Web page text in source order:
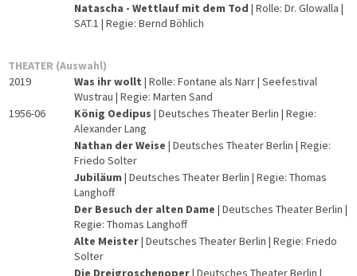
Natascha - Wettlauf mit dem Tod | Rolle: Dr. Glowalla |
SAT.1 | Regie: Bernd Böhlich
THEATER (Auswahl)
2019
Was ihr wollt | Rolle: Fontane als Narr | Seefestival
Wustrau | Regie: Marten Sand
1956-06
König Oedipus | Deutsches Theater Berlin | Regie:
Alexander Lang
Nathan der Weise | Deutsches Theater Berlin | Regie:
Friedo Solter
Jubiläum | Deutsches Theater Berlin | Regie: Thomas
Langhoff
Der Besuch der alten Dame | Deutsches Theater Berlin |
Regie: Thomas Langhoff
Alte Meister| Deutsches Theater Berlin | Regie: Friedo
Solter
Die Dreigroschenoper| Deutsches Theater Berlin |